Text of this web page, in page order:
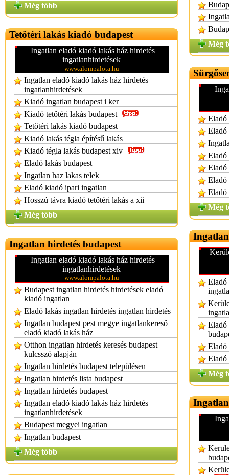
Még több
Tetőtéri lakás kiadó budapest
Ingatlan eladó kiadó lakás ház hirdetés
ingatlanhirdetések
www.alompalota.hu
Ingatlan eladó kiadó lakás ház hirdetés
ingatlanhirdetések
Kiadó ingatlan budapest i ker
Kiadó tetőtéri lakás budapest
Tetőtéri lakás kiadó budapest
Kiadó lakás tégla építésű lakás
Kiadó tégla lakás budapest xiv
Eladó lakás budapest
Ingatlan haz lakas telek
Eladó kiadó ipari ingatlan
Hosszú távra kiadó tetőtéri lakás a xii
Még több
Ingatlan hirdetés budapest
Ingatlan eladó kiadó lakás ház hirdetés
ingatlanhirdetések
www.alompalota.hu
Budapest ingatlan hirdetés hirdetések eladó
kiadó ingatlan
Eladó lakás ingatlan hirdetés ingatlan hirdetés
Ingatlan budapest pest megye ingatlankereső
eladó kiadó lakás ház
Otthon ingatlan hirdetés keresés budapest
kulcsszó alapján
Ingatlan hirdetés budapest településen
Ingatlan hirdetés lista budapest
Ingatlan hirdetés budapest
Ingatlan eladó kiadó lakás ház hirdetés
ingatlanhirdetések
Budapest megyei ingatlan
Ingatlan budapest
Még több
Még
Eladó
Eladó
Eladó
Eladó
Eladó
Eladó
Még
Eladó
Eladó
Eladó
Eladó
Még